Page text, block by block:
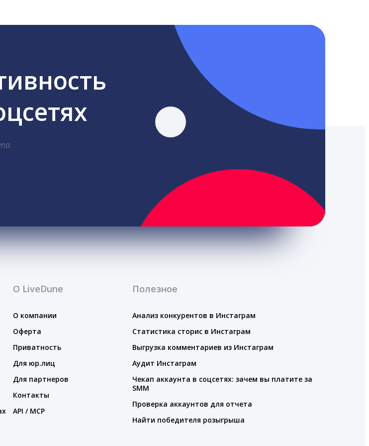
О LiveDune
О компании
Оферта
Приватность
Для юр.лиц
Для партнеров
Контакты
API / MCP
Полезное
Анализ конкурентов в Инстаграм
Статистика сторис в Инстаграм
Выгрузка комментариев из Инстаграм
Аудит Инстаграм
Чекап аккаунта в соцсетях: зачем вы платите за
SMM
Проверка аккаунтов для отчета
Найти победителя розыгрыша